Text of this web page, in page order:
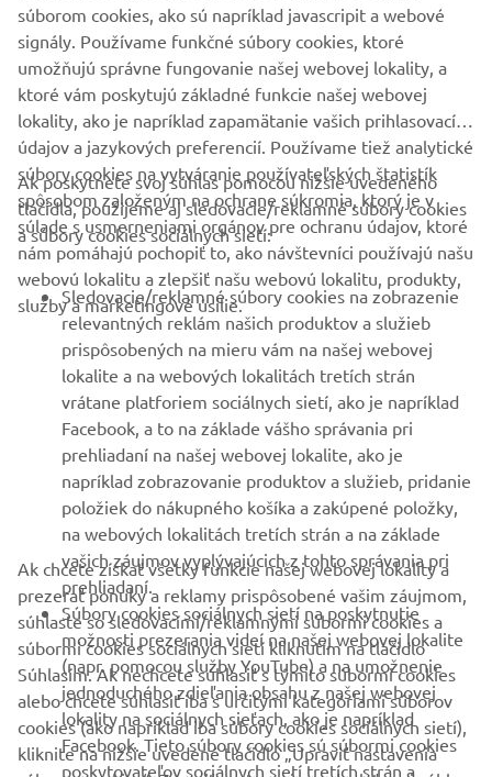
1/ 5
FIREMNÉ STRÁNKY
B2B
VIAC YAMAHA
PODPORA
BULLETIN
Získajte medzi prvými informácie o najnovších ponukách,
špeciálnych akciách, nových verziách a mnoho ďalšieho
PRIHLÁSIŤ SA NA ODBER
Prečítajte si naše Zásady ochrany osobných údajov, aby ste sa
dozvedeli, ako spracovávame vaše osobné údaje:Ochrana
Osobných Údajov
súborom cookies, ako sú napríklad javascripit a webové
signály. Používame funkčné súbory cookies, ktoré
umožňujú správne fungovanie našej webovej lokality, a
ktoré vám poskytujú základné funkcie našej webovej
lokality, ako je napríklad zapamätanie vašich prihlasovacích
údajov a jazykových preferencií. Používame tiež analytické
súbory cookies na vytváranie používateľských štatistík
spôsobom založeným na ochrane súkromia, ktorý je v
súlade s usmerneniami orgánov pre ochranu údajov, ktoré
nám pomáhajú pochopiť to, ako návštevníci používajú našu
webovú lokalitu a zlepšiť našu webovú lokalitu, produkty,
služby a marketingové úsilie.
Ak poskytnete svoj súhlas pomocou nižšie uvedeného
tlačidla, použijeme aj sledovacie/reklamné súbory cookies
a súbory cookies sociálnych sietí:
Sledovacie/reklamné súbory cookies na zobrazenie
relevantných reklám našich produktov a služieb
prispôsobených na mieru vám na našej webovej
lokalite a na webových lokalitách tretích strán
vrátane platforiem sociálnych sietí, ako je napríklad
Facebook, a to na základe vášho správania pri
prehliadaní na našej webovej lokalite, ako je
napríklad zobrazovanie produktov a služieb, pridanie
položiek do nákupného košíka a zakúpené položky,
na webových lokalitách tretích strán a na základe
vašich záujmov vyplývajúcich z tohto správania pri
prehliadaní.
Súbory cookies sociálnych sietí na poskytnutie
možnosti prezerania videí na našej webovej lokalite
(napr. pomocou služby YouTube) a na umožnenie
jednoduchého zdieľania obsahu z našej webovej
lokality na sociálnych sieťach, ako je napríklad
Facebook. Tieto súbory cookies sú súbormi cookies
poskytovateľov sociálnych sietí tretích strán a
Ak chcete získať všetky funkcie našej webovej lokality a
prezerať ponuky a reklamy prispôsobené vašim záujmom,
súhlaste so sledovacími/reklamnými súbormi cookies a
súbormi cookies sociálnych sietí kliknutím na tlačidlo
Súhlasím. Ak nechcete súhlasiť s týmito súbormi cookies
alebo chcete súhlasiť iba s určitými kategóriami súborov
cookies (ako napríklad iba súbory cookies sociálnych sietí),
kliknite na nižšie uvedené tlačidlo „Upraviť nastavenia